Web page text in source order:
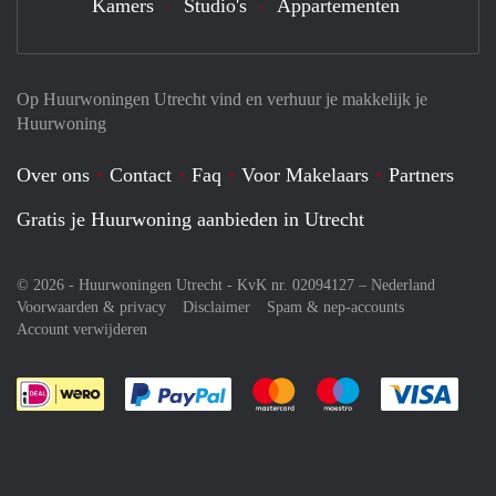
Op Huurwoningen Utrecht vind en verhuur je makkelijk je
Huurwoning
Over ons Contact Faq Voor Makelaars
Partners
Gratis je Huurwoning aanbieden in Utrecht
© 2026 - Huurwoningen Utrecht - KvK nr. 02094127 – Nederland
Voorwaarden & privacy
Disclaimer
Spam & nep-accounts
Account verwijderen
Je rekent gemakkelijk af met Paypal
Je rekent gemakkelijk af met
Je rekent
Kamers Studio's Appartementen